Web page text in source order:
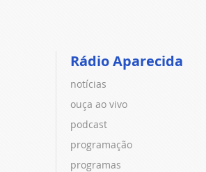
Rádio Aparecida
notícias
ouça ao vivo
podcast
programação
programas